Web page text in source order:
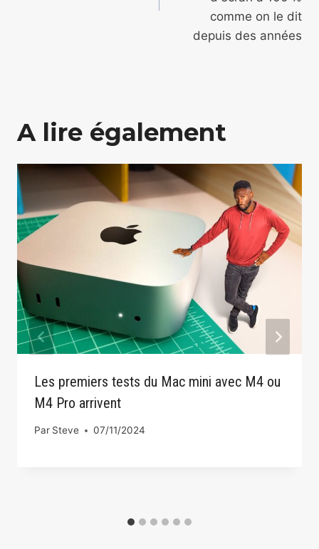
comme on le dit
depuis des années
A lire également
Les premiers tests du Mac mini avec M4 ou
M4 Pro arrivent
Par Steve 07/11/2024